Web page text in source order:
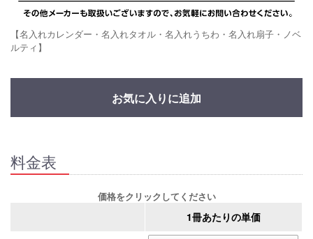
【名入れカレンダー・名入れタオル・名入れうちわ・名入れ扇子・ノベ
ルティ】
お気に入りに追加
料金表
価格をクリックしてください
1冊あたりの単価